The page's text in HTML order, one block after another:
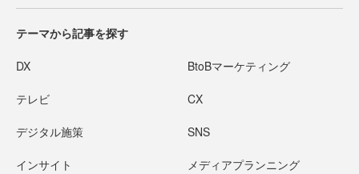
テーマから記事を探す
DX BtoBマーケティング
テレビ CX
デジタル施策 SNS
インサイト メディアプランニング